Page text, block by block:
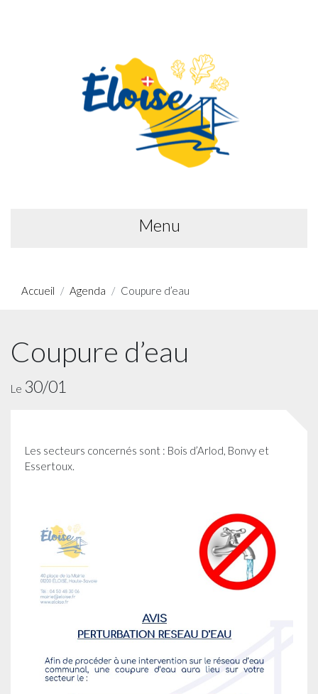
Menu
Accueil Agenda Coupure d’eau
Coupure d’eau
Le 30/01
Les secteurs concernés sont : Bois d’Arlod, Bonvy et
Essertoux.